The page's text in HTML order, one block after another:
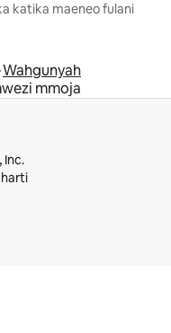
katika maeneo fulani
Wahgunyah
mmoja
Inc.